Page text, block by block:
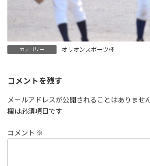
カテゴリー オリオンスポーツ杯
コメントを残す
メールアドレスが公開されることはありません
欄は必須項目です
コメント ※